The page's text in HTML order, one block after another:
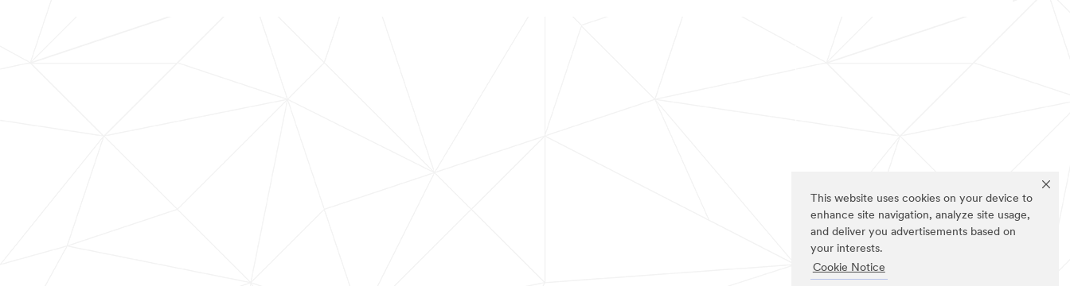
This website uses cookies on your device to
enhance site navigation, analyze site usage,
and deliver you advertisements based on
your interests.
Cookie Notice